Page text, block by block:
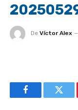
De Víctor Alex
Facebook